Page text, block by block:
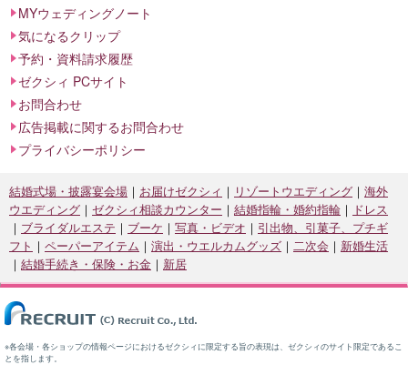
MYウェディングノート
気になるクリップ
予約・資料請求履歴
ゼクシィ PCサイト
お問合わせ
広告掲載に関するお問合わせ
プライバシーポリシー
結婚式場・披露宴会場 お届けゼクシィ リゾートウエディング
海外
ウエディング
ゼクシィ相談カウンター 結婚指輪・婚約指輪
ドレス
ブライダルエステ
ブーケ 写真・ビデオ
引出物、引菓子、プチギ
フト
ペーパーアイテム 演出・ウエルカムグッズ 二次会
新婚生活
結婚手続き・保険・お金
新居
※各会場・各ショップの情報ページにおけるゼクシィに限定する旨の表現は、ゼクシィのサイト限定であるこ
とを指します。